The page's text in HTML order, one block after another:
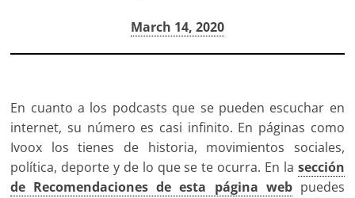
March 14, 2020
En cuanto a los podcasts que se pueden escuchar en
internet, su número es casi infinito. En páginas como
Ivoox los tienes de historia, movimientos sociales,
política, deporte y de lo que se te ocurra. En la sección
de Recomendaciones de esta página webpuedes